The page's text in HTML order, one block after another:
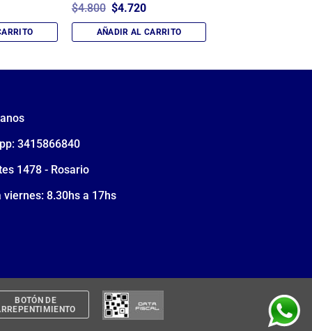
$4.800 El
precio
original
era:
$4.800.
$4.720El
actual
es:
$4.720.
AÑADIR AL CARRITO
3415866840
1478 - Rosario
viernes: 8.30hs a 17hs
BOTÓN DE